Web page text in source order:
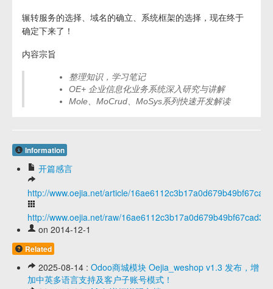
关于
登录
辗转服务的选择、域名的确立、系统框架的选择，现在终于
确定下来了！
内容宗旨
整理知识，学习笔记
OE+ 企业信息化业务系统深入研究与讲解
Mole、MoCrud、MoSys系列快速开发解读
Information
开篇感言
http://www.oejia.net/article/
http://www.oejia.net/raw/16ae6112c3b17a0d679b49bf67cad316
on 2014-12-1
Related
2025-08-14 : Odoo商城模块 Oejia_weshop v1.3 发布，增
加中英多语言支持及客户子账号模式！